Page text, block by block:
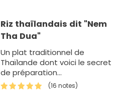
Riz thaïlandais dit "Nem
Tha Dua"
Un plat traditionnel de
Thaïlande dont voici le secret
de préparation...
(16 notes)